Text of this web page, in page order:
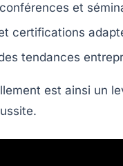
et
certifications
tendances
est ainsi un